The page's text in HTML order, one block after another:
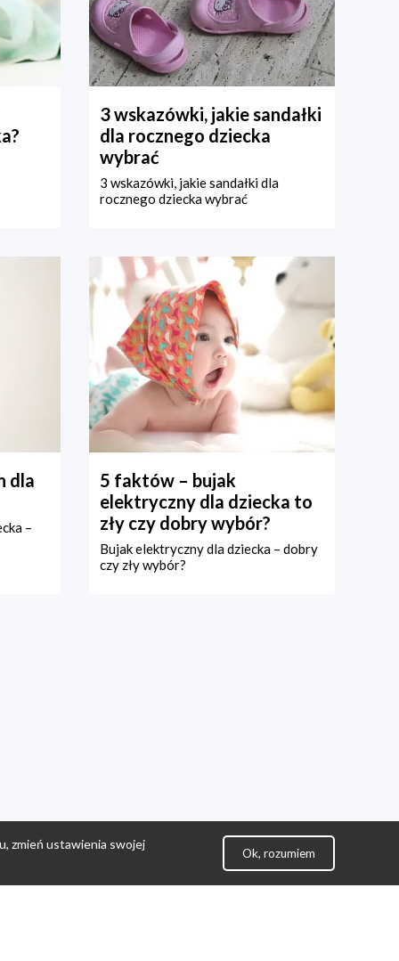
3 wskazówki, jakie sandałki
dla rocznego dziecka
wybrać
3 wskazówki, jakie sandałki dla
rocznego dziecka wybrać
dla
–
5 faktów – bujak
elektryczny dla dziecka to
zły czy dobry wybór?
Bujak elektryczny dla dziecka – dobry
czy zły wybór?
zmień ustawienia swojej
Ok, rozumiem